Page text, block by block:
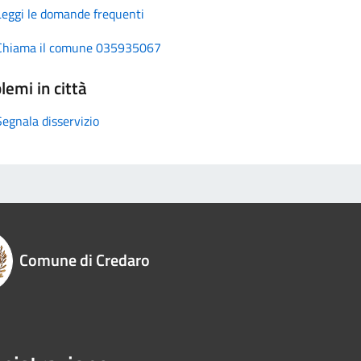
le domande frequenti
il comune 035935067
in città
disservizio
Comune di Credaro